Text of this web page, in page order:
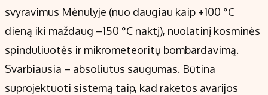
svyravimus Mėnulyje (nuo daugiau kaip +100 °C
dieną iki maždaug –150 °C naktį), nuolatinį kosminės
spinduliuotės ir mikrometeoritų bombardavimą.
Svarbiausia – absoliutus saugumas. Būtina
suprojektuoti sistemą taip, kad raketos avarijos